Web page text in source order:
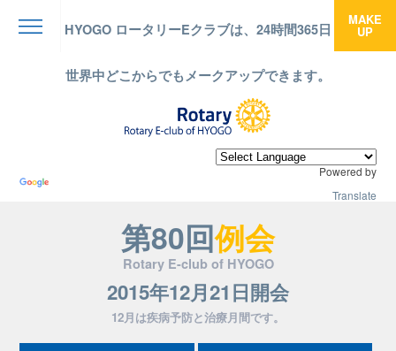
HYOGO ロータリーEクラブは、24時間365日
世界中どこからでもメークアップできます。
MAKE
UP
Powered by
Translate
第80回例会
Rotary E-club of HYOGO
2015年12月21日開会
12月は疾病予防と治療月間です。